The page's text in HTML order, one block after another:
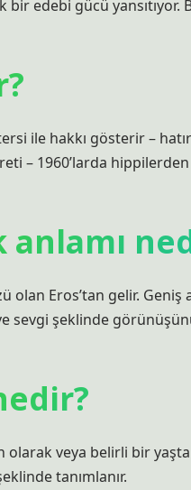
edebi gücü yansıtıyor.
ile hakkı gösterir –
– 1960’larda
Eros’tan gelir.
sevgi şeklinde
veya belirli bir yaşta
tanımlanır.